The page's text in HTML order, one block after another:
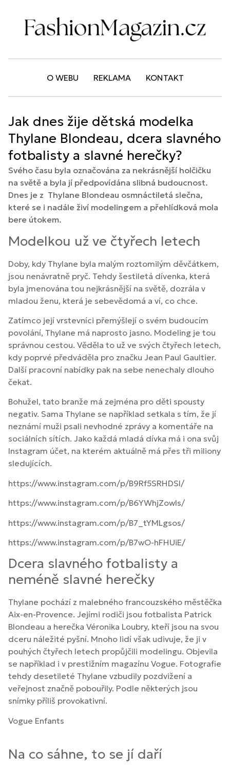
O WEBU REKLAMA KONTAKT
Jak dnes žije dětská modelka
Thylane Blondeau, dcera slavného
fotbalisty a slavné herečky?
Svého času byla označována za nekrásnější holčičku
na světě a byla jí předpovídána slibná budoucnost.
Dnes je z Thylane Blondeau osmnáctiletá slečna,
které se i nadále živí modelingem a přehlídková mola
bere útokem.
Modelkou už ve čtyřech letech
Doby, kdy Thylane byla malým roztomilým děvčátkem,
jsou nenávratně pryč. Tehdy šestiletá dívenka, která
byla jmenována tou nejkrásnější na světě, dozrála v
mladou ženu, která je sebevědomá a ví, co chce.
Zatímco její vrstevníci přemýšlejí o svém budoucím
povolání, Thylane má naprosto jasno. Modeling je tou
správnou cestou. Věděla to už ve svých čtyřech letech,
kdy poprvé předváděla pro značku Jean Paul Gaultier.
Další pracovní nabídky pak na sebe nenechaly dlouho
čekat.
Bohužel, tato branže má zejména pro děti spousty
negativ. Sama Thylane se například setkala s tím, že jí
neznámí muži psali nevhodné zprávy a komentáře na
sociálních sítích. Jako každá mladá dívka má i ona svůj
Instagram účet, na kterém aktuálně má přes tři miliony
sledujících.
https://www.instagram.com/p/B9Rf5SRHDSl/
https://www.instagram.com/p/B6YWhjZowIs/
https://www.instagram.com/p/B7_tYMLgsos/
https://www.instagram.com/p/B7wO-hFHUiE/
Dcera slavného fotbalisty a
neméně slavné herečky
Thylane pochází z malebného francouzského městěčka
Aix-en-Provence. Jejími rodiči jsou fotbalista Patrick
Blondeau a herečka Véronika Loubry, kteří jsou na svou
dceru náležité pyšní. Mnoho lidí však udivuje, že ji v
pouhých čtyřech letech propůjčili modelingu. Objevila
se například i v prestižním magazínu Vogue. Fotografie
tehdy desetileté Thylane vzbudily pozdvižení a
veřejnost značně pobouřily. Podle některých jsou
snímky příliš provokativní.
Vogue Enfants
Na co sáhne, to se jí daří